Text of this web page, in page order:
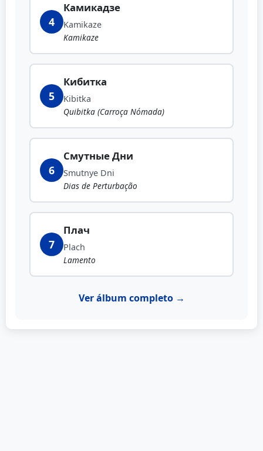
4
Камикадзе
Kamikaze
Kamikaze
5
Кибитка
Kibitka
Quibitka (Carroça Nómada)
6
Смутные Дни
Smutnye Dni
Dias de Perturbação
7
Плач
Plach
Lamento
Ver álbum completo →